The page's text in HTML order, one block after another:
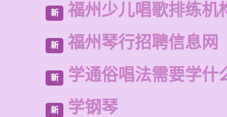
新 福州少儿唱歌排练机
新 福州琴行招聘信息网
新 学通俗唱法需要学什
新 学钢琴